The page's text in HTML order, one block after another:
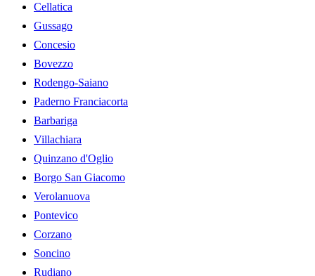
Cellatica
Gussago
Concesio
Bovezzo
Rodengo-Saiano
Paderno Franciacorta
Barbariga
Villachiara
Quinzano d'Oglio
Borgo San Giacomo
Verolanuova
Pontevico
Corzano
Soncino
Rudiano